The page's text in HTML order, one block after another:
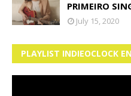
PRIMEIRO
July 15, 2020
PLAYLIST INDIEOCLOCK